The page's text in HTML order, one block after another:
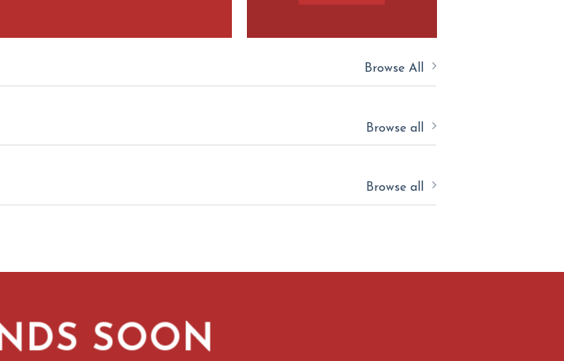
Browse All
Browse all
Browse all
SOON